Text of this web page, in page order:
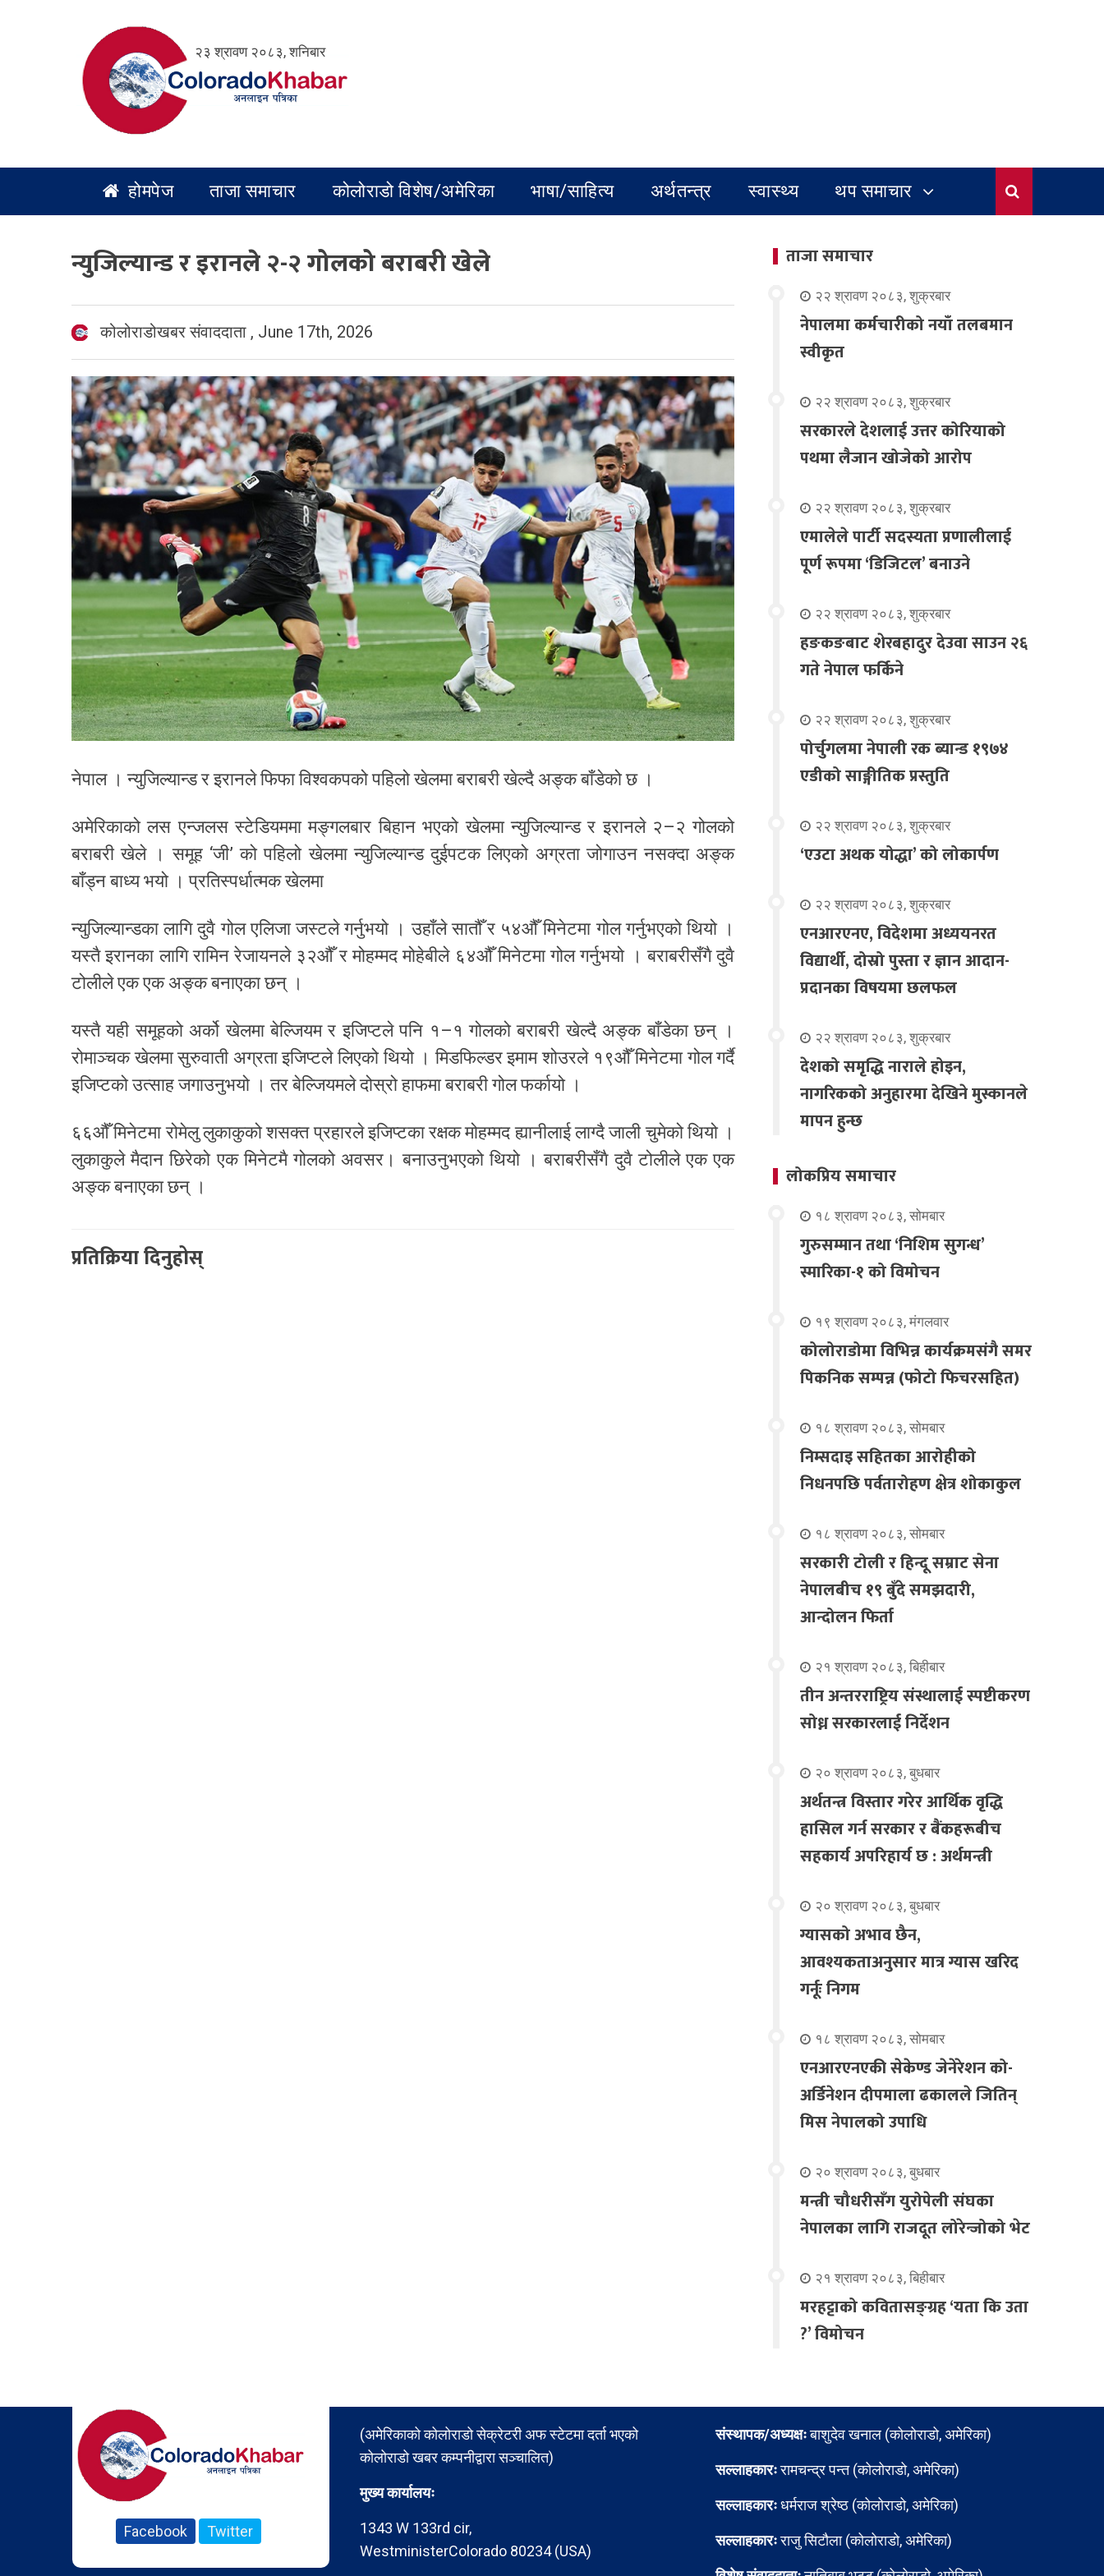
२३ श्रावण २०८३, शनिबार
होमपेज ताजा समाचार कोलोराडो विशेष/अमेरिका भाषा/साहित्य अर्थतन्त्र स्वास्थ्य थप समाचार
न्युजिल्यान्ड र इरानले २-२ गोलको बराबरी खेले
कोलोराडोखबर संवाददाता , June 17th, 2026
नेपाल । न्युजिल्यान्ड र इरानले फिफा विश्वकपको पहिलो खेलमा बराबरी खेल्दै अङ्क बाँडेको छ ।
अमेरिकाको लस एन्जलस स्टेडियममा मङ्गलबार बिहान भएको खेलमा न्युजिल्यान्ड र इरानले २–२ गोलको
बराबरी खेले । समूह ‘जी’ को पहिलो खेलमा न्युजिल्यान्ड दुईपटक लिएको अग्रता जोगाउन नसक्दा अङ्क
बाँड्न बाध्य भयो । प्रतिस्पर्धात्मक खेलमा
न्युजिल्यान्डका लागि दुवै गोल एलिजा जस्टले गर्नुभयो । उहाँले सातौँ र ५४औँ मिनेटमा गोल गर्नुभएको थियो ।
यस्तै इरानका लागि रामिन रेजायनले ३२औँ र मोहम्मद मोहेबीले ६४औँ मिनेटमा गोल गर्नुभयो । बराबरीसँगै दुवै
टोलीले एक एक अङ्क बनाएका छन् ।
यस्तै यही समूहको अर्को खेलमा बेल्जियम र इजिप्टले पनि १–१ गोलको बराबरी खेल्दै अङ्क बाँडेका छन् ।
रोमाञ्चक खेलमा सुरुवाती अग्रता इजिप्टले लिएको थियो । मिडफिल्डर इमाम शोउरले १९औँ मिनेटमा गोल गर्दै
इजिप्टको उत्साह जगाउनुभयो । तर बेल्जियमले दोस्रो हाफमा बराबरी गोल फर्कायो ।
६६औँ मिनेटमा रोमेलु लुकाकुको शसक्त प्रहारले इजिप्टका रक्षक मोहम्मद ह्यानीलाई लाग्दै जाली चुमेको थियो ।
लुकाकुले मैदान छिरेको एक मिनेटमै गोलको अवसर। बनाउनुभएको थियो । बराबरीसँगै दुवै टोलीले एक एक
अङ्क बनाएका छन् ।
प्रतिक्रिया दिनुहोस्
ताजा समाचार
२२ श्रावण २०८३, शुक्रबार
नेपालमा कर्मचारीको नयाँ तलबमान
स्वीकृत
२२ श्रावण २०८३, शुक्रबार
सरकारले देशलाई उत्तर कोरियाको
पथमा लैजान खोजेको आरोप
२२ श्रावण २०८३, शुक्रबार
एमालेले पार्टी सदस्यता प्रणालीलाई
पूर्ण रूपमा ‘डिजिटल’ बनाउने
२२ श्रावण २०८३, शुक्रबार
हङकङबाट शेरबहादुर देउवा साउन २६
गते नेपाल फर्किने
२२ श्रावण २०८३, शुक्रबार
पोर्चुगलमा नेपाली रक ब्यान्ड १९७४
एडीको साङ्गीतिक प्रस्तुति
२२ श्रावण २०८३, शुक्रबार
‘एउटा अथक योद्धा’ को लोकार्पण
२२ श्रावण २०८३, शुक्रबार
एनआरएनए, विदेशमा अध्ययनरत
विद्यार्थी, दोस्रो पुस्ता र ज्ञान आदान-
प्रदानका विषयमा छलफल
२२ श्रावण २०८३, शुक्रबार
देशको समृद्धि नाराले होइन,
नागरिकको अनुहारमा देखिने मुस्कानले
मापन हुन्छ
लोकप्रिय समाचार
१८ श्रावण २०८३, सोमबार
गुरुसम्मान तथा ‘निशिम सुगन्ध’
स्मारिका-१ को विमोचन
१९ श्रावण २०८३, मंगलवार
कोलोराडोमा विभिन्न कार्यक्रमसंगै समर
पिकनिक सम्पन्न (फोटो फिचरसहित)
१८ श्रावण २०८३, सोमबार
निम्सदाइ सहितका आरोहीको
निधनपछि पर्वतारोहण क्षेत्र शोकाकुल
१८ श्रावण २०८३, सोमबार
सरकारी टोली र हिन्दू सम्राट सेना
नेपालबीच १९ बुँदे समझदारी,
आन्दोलन फिर्ता
२१ श्रावण २०८३, बिहीबार
तीन अन्तरराष्ट्रिय संस्थालाई स्पष्टीकरण
सोध्न सरकारलाई निर्देशन
२० श्रावण २०८३, बुधबार
अर्थतन्त्र विस्तार गरेर आर्थिक वृद्धि
हासिल गर्न सरकार र बैंकहरूबीच
सहकार्य अपरिहार्य छ : अर्थमन्त्री
२० श्रावण २०८३, बुधबार
ग्यासको अभाव छैन,
आवश्यकताअनुसार मात्र ग्यास खरिद
गर्नूः निगम
१८ श्रावण २०८३, सोमबार
एनआरएनएकी सेकेण्ड जेनेरेशन को-
अर्डिनेशन दीपमाला ढकालले जितिन्
मिस नेपालको उपाधि
२० श्रावण २०८३, बुधबार
मन्त्री चौधरीसँग युरोपेली संघका
नेपालका लागि राजदूत लोरेन्जोको भेट
२१ श्रावण २०८३, बिहीबार
मरहट्टाको कवितासङ्ग्रह ‘यता कि उता
?’ विमोचन
Facebook Twitter
(अमेरिकाको कोलोराडो सेक्रेटरी अफ स्टेटमा दर्ता भएको
कोलोराडो खबर कम्पनीद्वारा सञ्चालित)
मुख्य कार्यालयः
1343 W 133rd cir,
WestministerColorado 80234 (USA)
संस्थापक/अध्यक्षःबाशुदेव खनाल (कोलोराडो, अमेरिका)
सल्लाहकारःरामचन्द्र पन्त (कोलोराडो, अमेरिका)
सल्लाहकारःधर्मराज श्रेष्ठ (कोलोराडो, अमेरिका)
सल्लाहकारःराजु सिटौला (कोलोराडो, अमेरिका)